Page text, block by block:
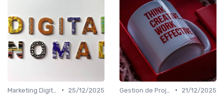
•
25/12/2025
•
21/12/2025